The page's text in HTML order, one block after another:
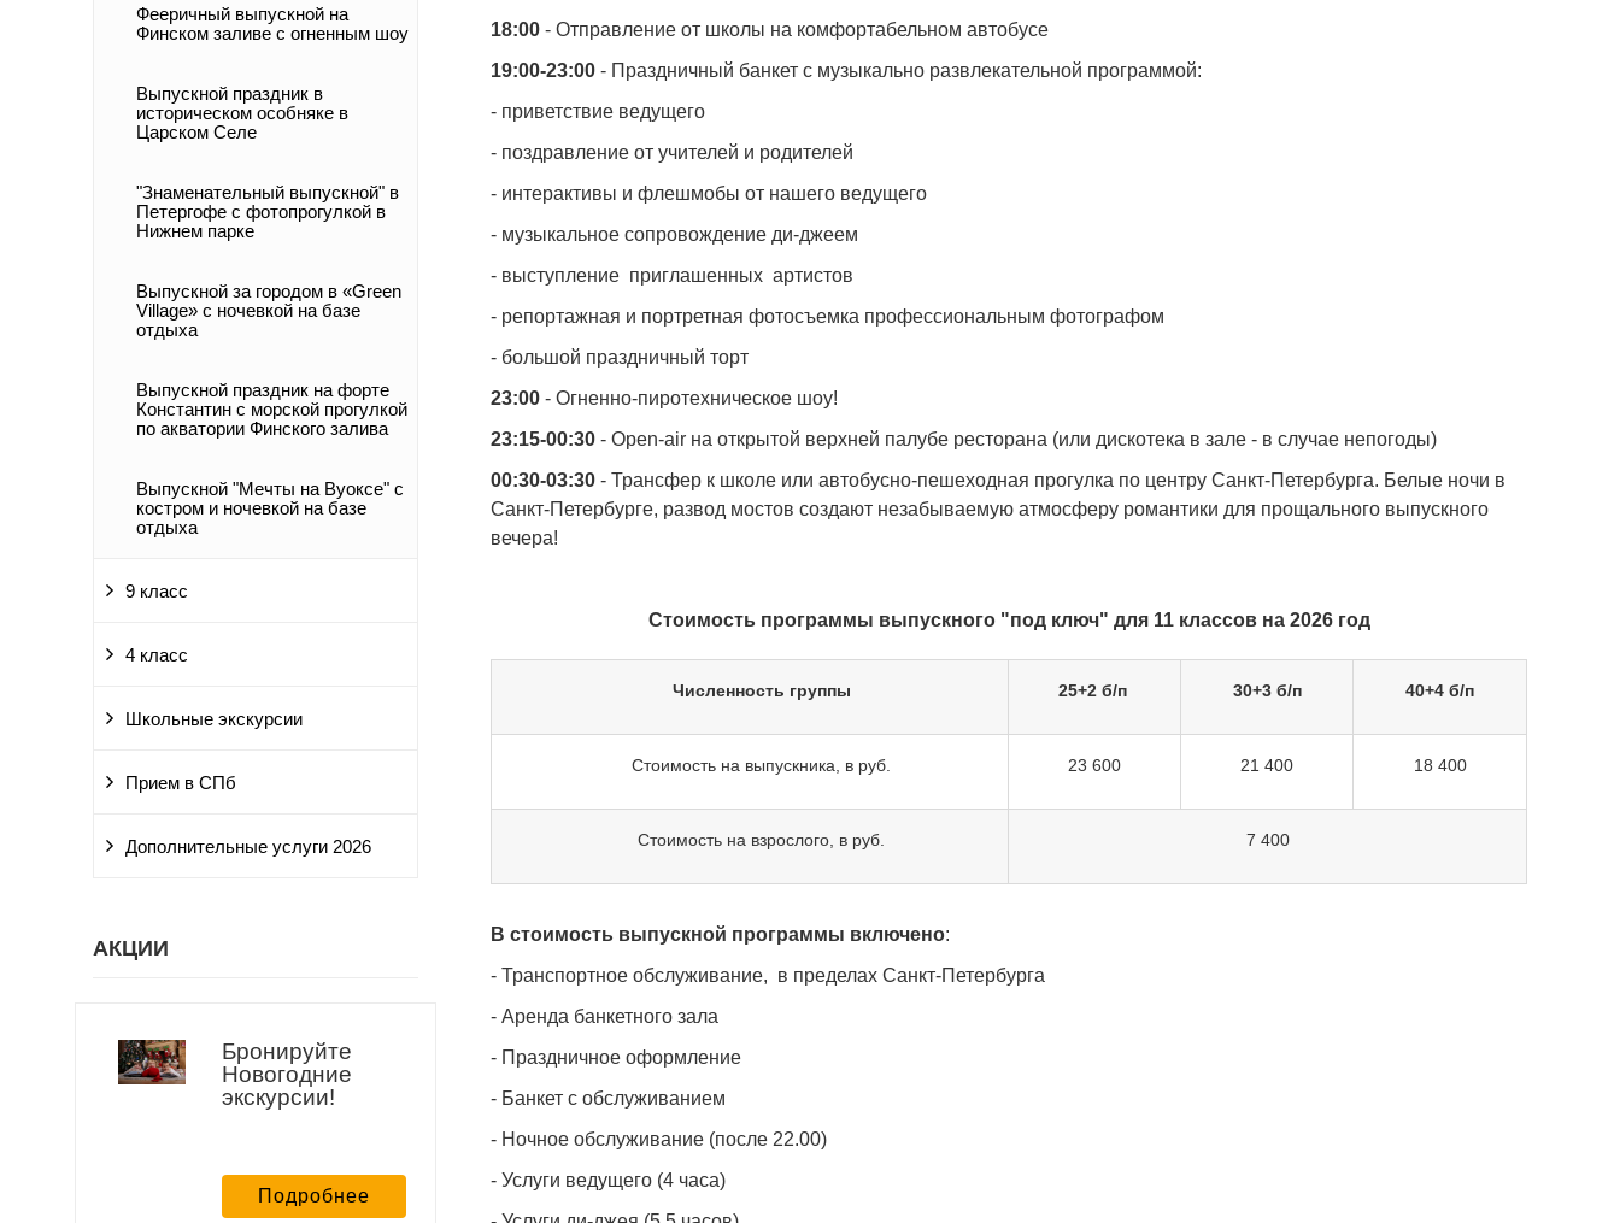
Фееричный выпускной на
Финском заливе с огненным шоу
Выпускной праздник в
историческом особняке в
Царском Селе
"Знаменательный выпускной" в
Петергофе с фотопрогулкой в
Нижнем парке
Выпускной за городом в «Green
Village» c ночевкой на базе
отдыха
Выпускной праздник на форте
Константин с морской прогулкой
по акватории Финского залива
Выпускной "Мечты на Вуоксе" с
костром и ночевкой на базе
отдыха
9 класс
4 класс
Школьные экскурсии
Прием в СПб
Дополнительные услуги 2026
АКЦИИ
Бронируйте
Новогодние
экскурсии!
Подробнее
18:00 - Отправление от школы на комфортабельном автобусе
19:00-23:00 - Праздничный банкет с музыкально развлекательной программой:
- приветствие ведущего
- поздравление от учителей и родителей
- интерактивы и флешмобы от нашего ведущего
- музыкальное сопровождение ди-джеем
- выступление приглашенных артистов
- репортажная и портретная фотосъемка профессиональным фотографом
- большой праздничный торт
23:00 - Огненно-пиротехническое шоу!
23:15-00:30 - Open-air на открытой верхней палубе ресторана (или дискотека в зале - в случае непогоды)
00:30-03:30 - Трансфер к школе или автобусно-пешеходная прогулка по центру Санкт-Петербурга. Белые ночи в
Санкт-Петербурге, развод мостов создают незабываемую атмосферу романтики для прощального выпускного
вечера!
Стоимость программы выпускного "под ключ" для 11 классов на 2026 год
Численность группы 25+2 б/п 30+3 б/п 40+4 б/п
Стоимость на выпускника, в руб. 23 600 21 400 18 400
Стоимость на взрослого, в руб. 7 400
В стоимость выпускной программы включено:
- Транспортное обслуживание, в пределах Санкт-Петербурга
- Аренда банкетного зала
- Праздничное оформление
- Банкет с обслуживанием
- Ночное обслуживание (после 22.00)
- Услуги ведущего (4 часа)